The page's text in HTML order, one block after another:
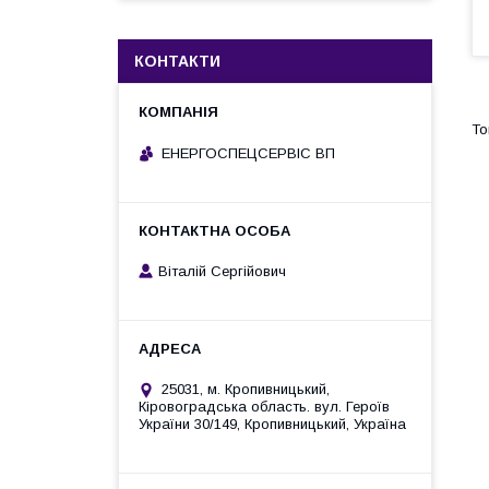
КОНТАКТИ
ЕНЕРГОСПЕЦСЕРВІС ВП
Віталій Сергійович
25031, м. Кропивницький,
Кіровоградська область. вул. Героїв
України 30/149, Кропивницький, Україна